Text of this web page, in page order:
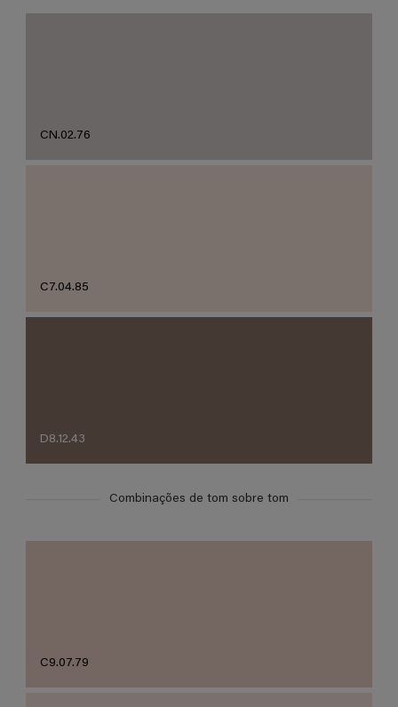
CN.02.76
C7.04.85
D8.12.43
Combinações de tom sobre tom
C9.07.79